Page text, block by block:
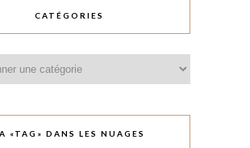
CATÉGORIES
«TAG» DANS LES NUAGES